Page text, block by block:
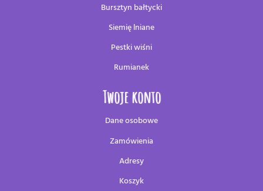
Bursztyn bałtycki
Siemię lniane
Pestki wiśni
Rumianek
Twoje konto
Dane osobowe
Zamówienia
Adresy
Koszyk